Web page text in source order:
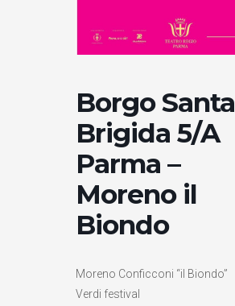
Borgo Santa
Brigida 5/A
Parma –
Moreno il
Biondo
Moreno Conficconi “il Biondo”
Verdi festival